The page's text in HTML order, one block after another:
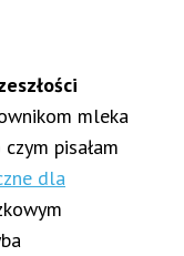
mleka
pisałam
dla